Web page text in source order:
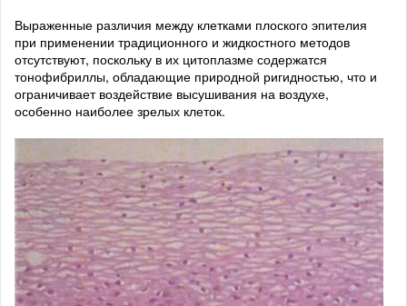
Выраженные различия между клетками плоского эпителия
при применении традиционного и жидкостного методов
отсутствуют, поскольку в их цитоплазме содержатся
тонофибриллы, обладающие природной ригидностью, что и
ограничивает воздействие высушивания на воздухе,
особенно наиболее зрелых клеток.